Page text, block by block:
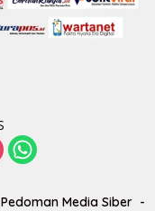
Pedoman Media Siber